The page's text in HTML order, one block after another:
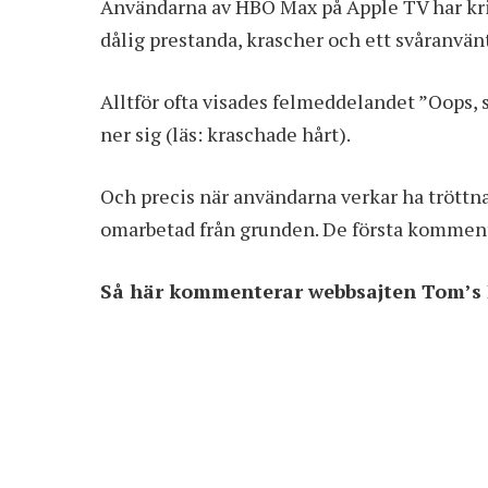
Användarna av HBO Max påApple TVhar
dålig prestanda, krascher och ett
Alltför ofta visades felmeddelandet
ner sig (läs: kraschade hårt).
Och precis när användarna verkar ha
omarbetad från grunden. De första
Så här kommenterar webbsajten